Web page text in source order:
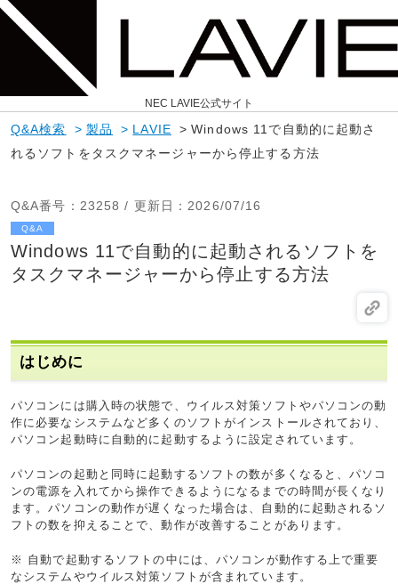
NEC LAVIE公式サイト
Q&A検索 > 製品 > LAVIE > Windows 11で自動的に起動さ
れるソフトをタスクマネージャーから停止する方法
Q&A番号 ：23258 / 更新日 ：2026/07/16
Q&A
Windows 11で自動的に起動されるソフトを
タスクマネージャーから停止する方法
はじめに
パソコンには購入時の状態で、ウイルス対策ソフトやパソコンの動
作に必要なシステムなど多くのソフトがインストールされており、
パソコン起動時に自動的に起動するように設定されています。
パソコンの起動と同時に起動するソフトの数が多くなると、パソコ
ンの電源を入れてから操作できるようになるまでの時間が長くなり
ます。パソコンの動作が遅くなった場合は、自動的に起動されるソ
フトの数を抑えることで、動作が改善することがあります。
※ 自動で起動するソフトの中には、パソコンが動作する上で重要
なシステムやウイルス対策ソフトが含まれています。